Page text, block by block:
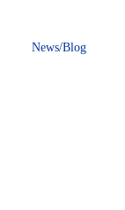
News/Blog